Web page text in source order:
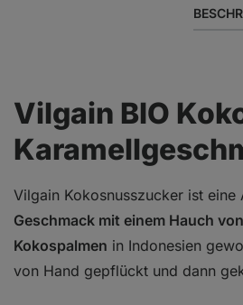
Vilgain BIO
Vilgain Kokosnusszucker ist
Geschmack mit einem Hauch
Kokospalmen in Indonesien
von Hand gepflückt und dann